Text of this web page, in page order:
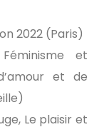
2022 (Paris)
et
et de
Le plaisir et